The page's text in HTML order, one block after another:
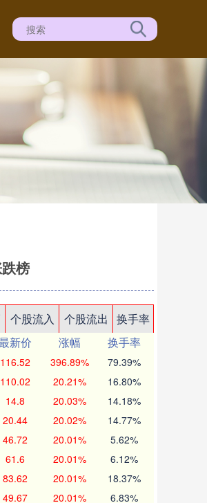
榜
个股流入 个股流出
换手率
新价 涨幅
换手率
116.52 396.89% 79.39%
110.02 20.21% 16.80%
14.8 20.03% 14.18%
20.44 20.02% 14.77%
46.72 20.01% 5.62%
61.6 20.01% 6.12%
83.62 20.01% 18.37%
49.67 20.01% 6.83%